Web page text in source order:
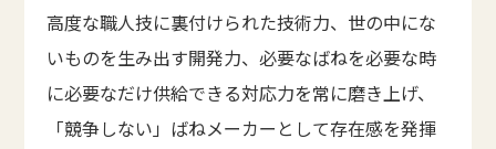
高度な職人技に裏付けられた技術力、世の中にな
いものを生み出す開発力、必要なばねを必要な時
に必要なだけ供給できる対応力を常に磨き上げ、
「競争しない」ばねメーカーとして存在感を発揮